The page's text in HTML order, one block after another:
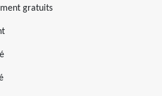
gratuits